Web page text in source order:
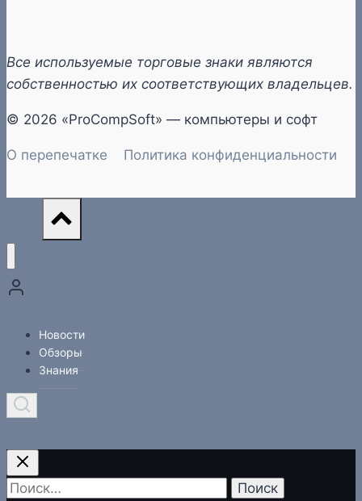
Все используемые торговые знаки являются
собственностью их соответствующих владельцев.
© 2026 «ProCompSoft» — компьютеры и софт
О перепечатке Политика конфиденциальности
Новости
Обзоры
Знания
Найти: